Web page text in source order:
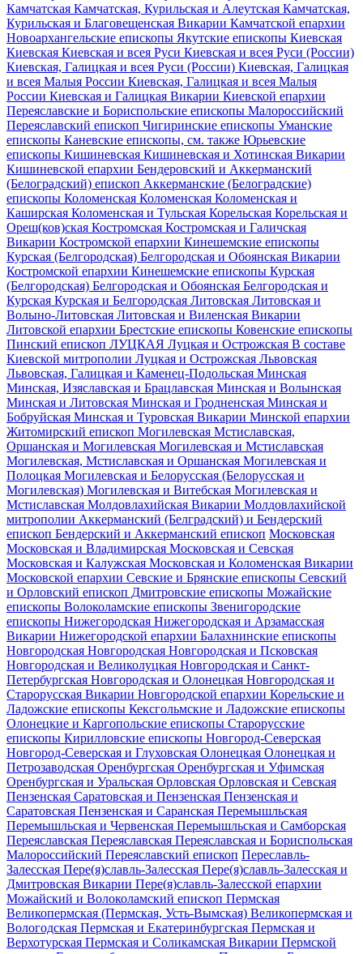
Камчатская Камчатская, Курильская и Алеутская Камчатская,
Курильская и Благовещенская Викарии Камчатской епархии
Новоархангельские епископы Якутские епископы Киевская
Киевская Киевская и всея Руси Киевская и всея Руси (России)
Киевская, Галицкая и всея Руси (России) Киевская, Галицкая
и всея Малыя России Киевская, Галицкая и всея Малыя
России Киевская и Галицкая Викарии Киевской епархии
Переяславские и Бориспольские епископы Малороссийский
Переяславский епископ Чигиринские епископы Уманские
епископы Каневские епископы, см. также Юрьевские
епископы Кишиневская Кишиневская и Хотинская Викарии
Кишиневской епархии Бендеровский и Аккерманский
(Белоградский) епископ Аккерманские (Белоградские)
епископы Коломенская Коломенская Коломенская и
Каширская Коломенская и Тульская Корельская Корельская и
Ореш(ков)ская Костромская Костромская и Галичская
Викарии Костромской епархии Кинешемские епископы
Курская (Белгородская) Белгородская и Обоянская Викарии
Костромской епархии Кинешемские епископы Курская
(Белгородская) Белгородская и Обоянская Белгородская и
Курская Курская и Белгородская Литовская Литовская и
Волыно-Литовская Литовская и Виленская Викарии
Литовской епархии Брестские епископы Ковенские епископы
Пинский епископ ЛУЦКАЯ Луцкая и Острожская В составе
Киевской митрополии Луцкая и Острожская Львовская
Львовская, Галицкая и Каменец-Подольская Минская
Минская, Изяславская и Брацлавская Минская и Волынская
Минская и Литовская Минская и Гродненская Минская и
Бобруйская Минская и Туровская Викарии Минской епархии
Житомирский епископ Могилевская Мстиславская,
Оршанская и Могилевская Могилевская и Мстиславская
Могилевская, Мстиславская и Оршанская Могилевская и
Полоцкая Могилевская и Белорусская (Белорусская и
Могилевская) Могилевская и Витебская Могилевская и
Мстиславская Молдовлахийская Викарии Молдовлахийской
митрополии Аккерманский (Белградский) и Бендерский
епископ Бендерский и Аккерманский епископ Московская
Московская и Владимирская Московская и Севская
Московская и Калужская Московская и Коломенская Викарии
Московской епархии Севские и Брянские епископы Севский
и Орловский епископ Дмитровские епископы Можайские
епископы Волоколамские епископы Звенигородские
епископы Нижегородская Нижегородская и Арзамасская
Викарии Нижегородской епархии Балахнинские епископы
Новгородская Новгородская Новгородская и Псковская
Новгородская и Великолуцкая Новгородская и Санкт-
Петербургская Новгородская и Олонецкая Новгородская и
Старорусская Викарии Новгородской епархии Корельские и
Ладожские епископы Кексгольмские и Ладожские епископы
Олонецкие и Каргопольские епископы Старорусские
епископы Кирилловские епископы Новгород-Северская
Новгород-Северская и Глуховская Олонецкая Олонецкая и
Петрозаводская Оренбургская Оренбургская и Уфимская
Оренбургская и Уральская Орловская Орловская и Севская
Пензенская Саратовская и Пензенская Пензенская и
Саратовская Пензенская и Саранская Перемышльская
Перемышльская и Червенская Перемышльская и Самборская
Переяславская Переяславская Переяславская и Бориспольская
Малороссийский Переяславский епископ Переславль-
Залесская Пере(я)славль-Залесская Пере(я)славль-3алесская и
Дмитровская Викарии Пере(я)славль-Залесской епархии
Можайский и Волоколамский епископ Пермская
Великопермская (Пермская, Усть-Вымская) Великопермская и
Вологодская Пермская и Екатеринбургская Пермская и
Верхотурская Пермская и Соликамская Викарии Пермской